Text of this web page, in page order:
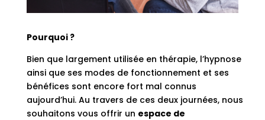
Pourquoi ?
Bien que largement utilisée en thérapie, l’hypnose
ainsi que ses modes de fonctionnement et ses
bénéfices sont encore fort mal connus
aujourd’hui. Au travers de ces deux journées, nous
souhaitons vous offrir un espace de